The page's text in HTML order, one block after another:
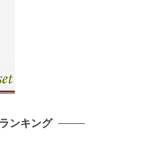
ンキング